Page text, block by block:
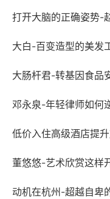
打开大脑的正确姿势-
大白-百变造型的美发
大肠杆君-转基因食品
邓永泉-年轻律师如何
低价入住高级酒店提
董悠悠-艺术欣赏这样
动机在杭州-超越自卑